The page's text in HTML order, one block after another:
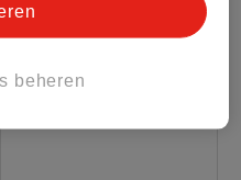
Bestway Trampoline
beheren